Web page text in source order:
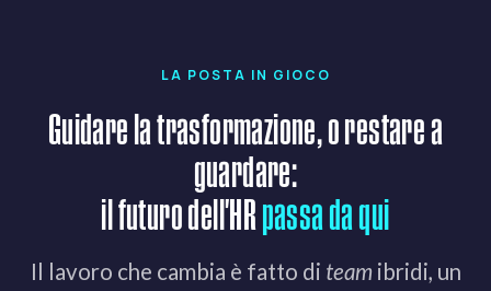
LA POSTA IN GIOCO
Guidare la trasformazione, o restare a
guardare:
il futuro dell'HRpassa da qui
Il lavoro che cambia è fatto di team ibridi, un